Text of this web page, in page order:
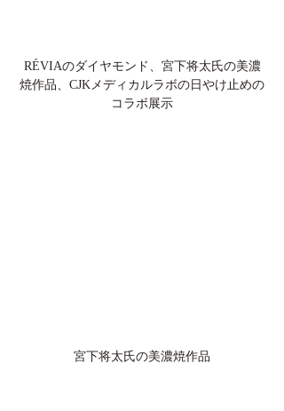
RÉVIAのダイヤモンド、宮下将太氏の美濃
焼作品、CJKメディカルラボの日やけ止めの
コラボ展示
宮下将太氏の美濃焼作品